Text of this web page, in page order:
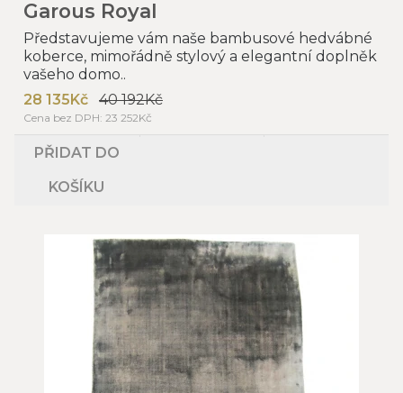
Garous Royal
Představujeme vám naše bambusové hedvábné
koberce, mimořádně stylový a elegantní doplněk
vašeho domo..
28 135Kč
40 192Kč
Cena bez DPH: 23 252Kč
PŘIDAT DO
KOŠÍKU